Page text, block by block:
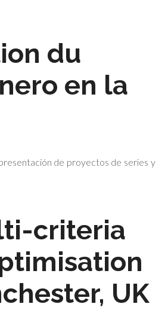
du
en la
de proyectos de series y
criteria
UK